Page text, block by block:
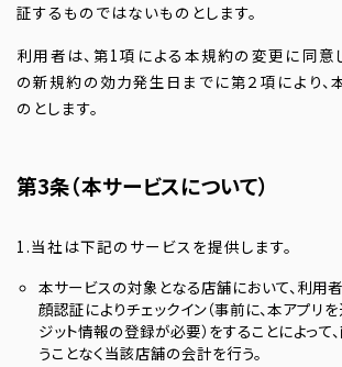
証するものではないものとします。
利用者は、第1項による本規約の変更に同意
の新規約の効力発生日までに第２項により、
のとします。
第3条（本サービスについて）
1.当社は下記のサービスを提供します。
本サービスの対象となる店舗において、利用
顔認証によりチェックイン（事前に、本アプリ
ジット情報の登録が必要）をすることによって
うことなく当該店舗の会計を行う。